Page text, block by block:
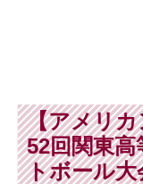
【アメリ
52回関東
トボール大